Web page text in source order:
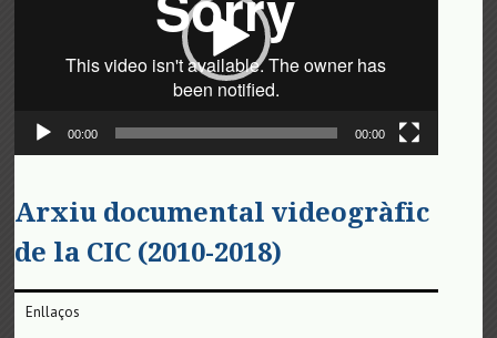
00:00 00:00
Arxiu documental videogràfic
de la CIC (2010-2018)
Enllaços